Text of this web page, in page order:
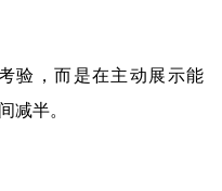
验，而是在主动展示能
减半。